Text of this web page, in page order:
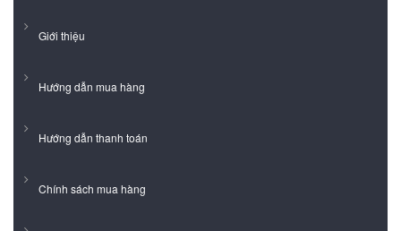
Giới thiệu
Hướng dẫn mua hàng
Hướng dẫn thanh toán
Chính sách mua hàng